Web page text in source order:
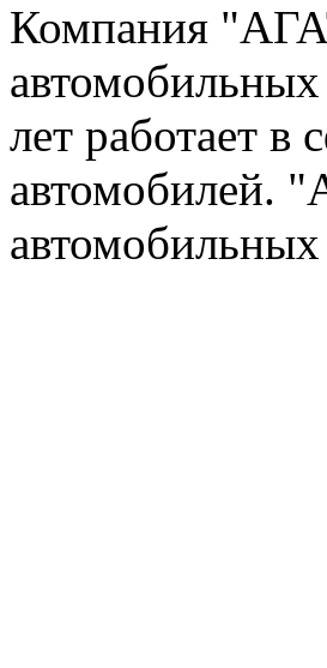
Компания
лет работает в
автомобилей.